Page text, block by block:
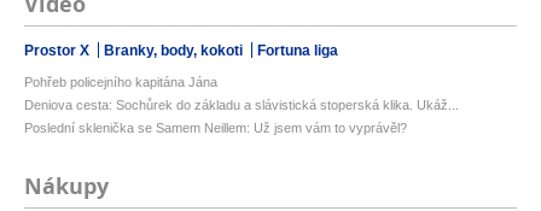
Prostor X Branky, body, kokoti Fortuna liga
Pohřeb policejního kapitána Jána
Deniova cesta: Sochůrek do základu a slávistická stoperská klika. Ukáž...
Poslední sklenička se Samem Neillem: Už jsem vám to vyprávěl?
Nákupy